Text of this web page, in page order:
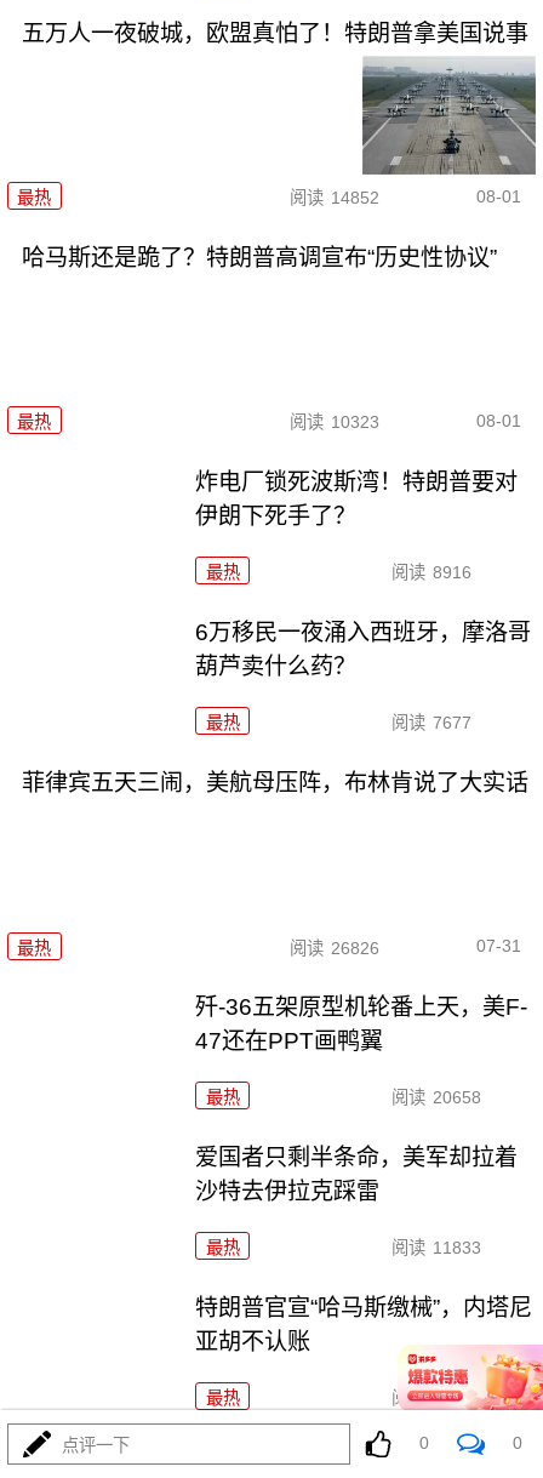
五万人一夜破城，欧盟真怕了！特朗普拿美国说事
最热 阅读 14852 08-01
哈马斯还是跪了？特朗普高调宣布“历史性协议”
最热 阅读 10323 08-01
炸电厂锁死波斯湾！特朗普要对
伊朗下死手了？
最热 阅读 8916
6万移民一夜涌入西班牙，摩洛哥
葫芦卖什么药？
最热 阅读 7677
菲律宾五天三闹，美航母压阵，布林肯说了大实话
最热 阅读 26826 07-31
歼-36五架原型机轮番上天，美F-
47还在PPT画鸭翼
最热 阅读 20658
爱国者只剩半条命，美军却拉着
沙特去伊拉克踩雷
最热 阅读 11833
特朗普官宣“哈马斯缴械”，内塔尼
亚胡不认账
最热 阅读 8177
高市早苗打造“战争大脑”，军国主
点评一下 0 0